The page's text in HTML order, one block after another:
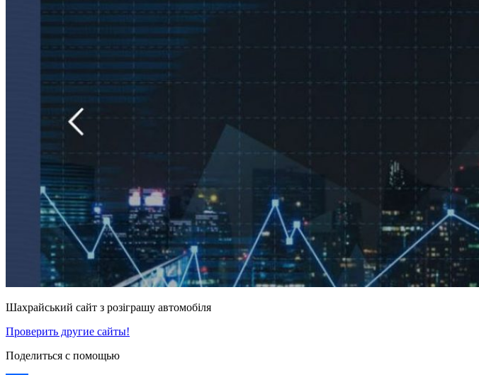
Шахрайський сайт з розіграшу автомобіля
Проверить другие сайты!
Поделиться с помощью